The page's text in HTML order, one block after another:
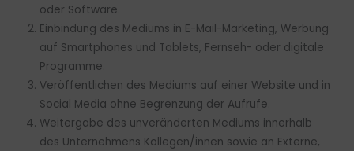
oder Software.
Einbindung des Mediums in E-Mail-Marketing, Werbung
auf Smartphones und Tablets, Fernseh- oder digitale
Programme.
Veröffentlichen des Mediums auf einer Website und in
Social Media ohne Begrenzung der Aufrufe.
Weitergabe des unveränderten Mediums innerhalb
des Unternehmens Kollegen/innen sowie an Externe,